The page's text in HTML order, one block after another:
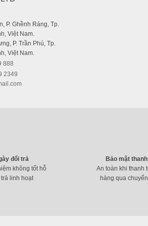
P. Ghềnh Ráng, Tp.
Việt Nam.
P. Trần Phú, Tp.
Việt Nam.
888
2349
đổi trả
không tốt hỗ
linh hoạt
Bảo mật
An toàn khi thanh
hàng qua